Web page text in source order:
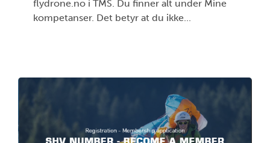
flydrone.no i TMS. Du finner alt under Mine
kompetanser. Det betyr at du ikke...